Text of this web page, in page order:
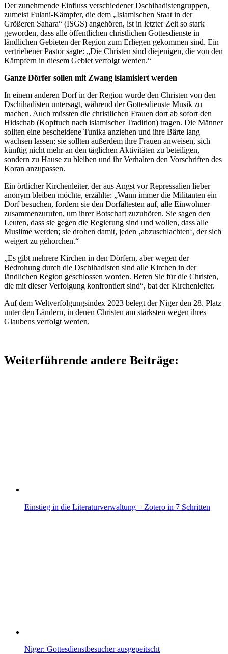
Der zunehmende Einfluss verschiedener Dschihadistengruppen,
zumeist Fulani-Kämpfer, die dem „Islamischen Staat in der
Größeren Sahara“ (ISGS) angehören, ist in letzter Zeit so stark
geworden, dass alle öffentlichen christlichen Gottesdienste in
ländlichen Gebieten der Region zum Erliegen gekommen sind. Ein
vertriebener Pastor sagte: „Die Christen sind diejenigen, die von den
Kämpfern in diesem Gebiet verfolgt werden.“
Ganze Dörfer sollen mit Zwang islamisiert werden
In einem anderen Dorf in der Region wurde den Christen von den
Dschihadisten untersagt, während der Gottesdienste Musik zu
machen. Auch müssten die christlichen Frauen dort ab sofort den
Hidschab (Kopftuch nach islamischer Tradition) tragen. Die Männer
sollten eine bescheidene Tunika anziehen und ihre Bärte lang
wachsen lassen; sie sollten außerdem ihre Frauen anweisen, sich
künftig nicht mehr an den täglichen Aktivitäten zu beteiligen,
sondern zu Hause zu bleiben und ihr Verhalten den Vorschriften des
Koran anzupassen.
Ein örtlicher Kirchenleiter, der aus Angst vor Repressalien lieber
anonym bleiben möchte, erzählte: „Wann immer die Militanten ein
Dorf besuchen, fordern sie den Dorfältesten auf, alle Einwohner
zusammenzurufen, um ihrer Botschaft zuzuhören. Sie sagen den
Leuten, dass sie gegen die Regierung sind und wollen, dass alle
Muslime werden; sie drohen damit, jeden ‚abzuschlachten‘, der sich
weigert zu gehorchen.“
„Es gibt mehrere Kirchen in den Dörfern, aber wegen der
Bedrohung durch die Dschihadisten sind alle Kirchen in der
ländlichen Region geschlossen worden. Beten Sie für die Christen,
die mit dieser Verfolgung konfrontiert sind“, bat der Kirchenleiter.
Auf dem Weltverfolgungsindex 2023 belegt der Niger den 28. Platz
unter den Ländern, in denen Christen am stärksten wegen ihres
Glaubens verfolgt werden.
Weiterführende andere Beiträge:
Einstieg in die Literaturverwaltung – Zotero in 7 Schritten
Niger: Gottesdienstbesucher ausgepeitscht